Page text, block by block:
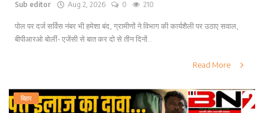
Sub editor Aug 2, 2026 0 210
पोल पर दर्ज सर्विस नंबर भी हमेशा बंद, ग्रामीणों ने विभाग की कार्यशैली पर उठाए सवाल,
बीपीआरओ बोलीं- एजेंसी से बात कर दो से तीन दिनों...
Read More
बिहार